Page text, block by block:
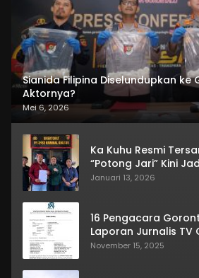
Sianida Filipina Diselundupkan ke
Aktornya?
Mei 6, 2026
Ka Kuhu Resmi
“Potong Jari” Kini
Januari 13, 2026
16 Pengacara
Laporan Jurnalis TV
November 15, 2025